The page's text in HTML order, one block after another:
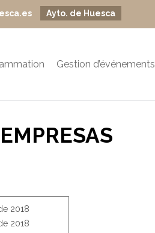
Ayto. de Huesca
Gestion d’événements
2018
2018